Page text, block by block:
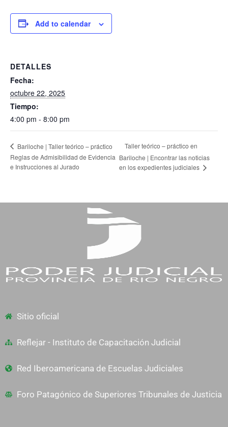
Add to calendar
DETALLES
Fecha:
octubre 22, 2025
Tiempo:
4:00 pm - 8:00 pm
Bariloche | Taller teórico – práctico
Reglas de Admisibilidad de Evidencia
e Instrucciones al Jurado
Taller teórico – práctico en
Bariloche | Encontrar las noticias
en los expedientes judiciales
Sitio oficial
Reflejar - Instituto de Capacitación Judicial
Red Iberoamericana de Escuelas Judiciales
Foro Patagónico de Superiores Tribunales de Justicia